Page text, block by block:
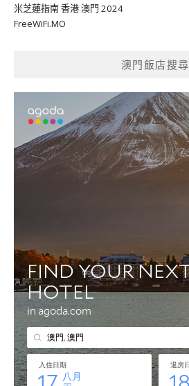
米芝蓮指南 香港 澳門 2024
FreeWiFi.MO
澳門飯店搜尋